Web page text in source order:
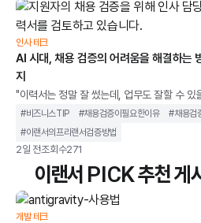
인사 테크
AI 시대, 채용 검증의 어려움을 해결하는
지
"이력서는 정말 잘 썼는데, 업무도 잘할 수 있
요?”"작성된 내용이 실제 경험인지, AI가 보완
지 어떻게 확인해야 할까요?”기업들은 업무 부
이기 위해 이력서 검토와 지원자 평가에 AI를
만채용 담당자는 지원자의 경험과 역량을 검증
이 오히려 더 어려워졌다고 말합니다.이번 글
활용 확산 이후 채용 검증이 더 어려워진 이유
고, 이를 해결하는 방법 3가지를 정리해보겠습
#비즈니스TIP #채용검증이필요한이유 #채용검
#이랜서의프리랜서검증방법
2일 전조회수271
이랜서 PICK 추천 게
개발 테크